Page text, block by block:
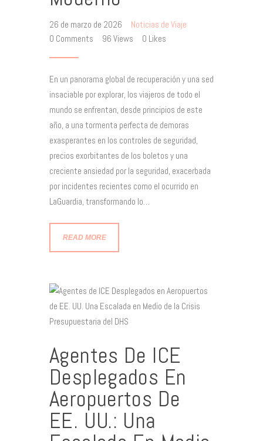
26 de marzo de 2026
Noticias de Viaje
0 Comments 96 Views 0 Likes
En un panorama global de recuperación y una sed
insaciable por explorar, los viajeros de todo el
mundo se enfrentan, desde principios de este
año, a una tormenta perfecta de demoras
exasperantes en los controles de seguridad,
precios exorbitantes de los boletos y una
creciente ansiedad por la seguridad, exacerbada
por incidentes recientes como el ocurrido en
LaGuardia, transformando lo…
READ MORE
Agentes De ICE
Desplegados En
Aeropuertos De
EE. UU.: Una